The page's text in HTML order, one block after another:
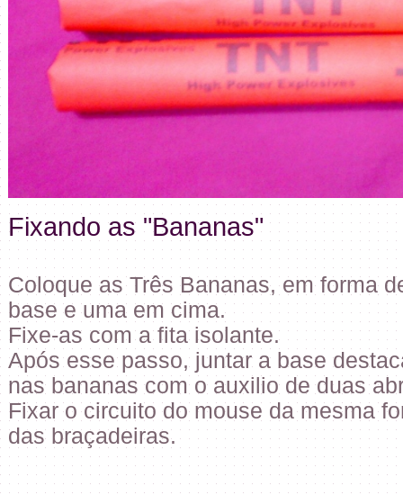
Fixando as "Bananas"
Coloque as Três Bananas, em forma
base e uma em cima.
Fixe-as com a fita isolante.
Após esse passo, juntar a base
nas bananas com o auxilio de duas
Fixar o circuito do mouse da mesma
das braçadeiras.